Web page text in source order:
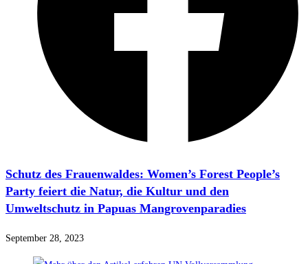
Schutz des Frauenwaldes: Women’s Forest People’s
Party feiert die Natur, die Kultur und den
Umweltschutz in Papuas Mangrovenparadies
September 28, 2023